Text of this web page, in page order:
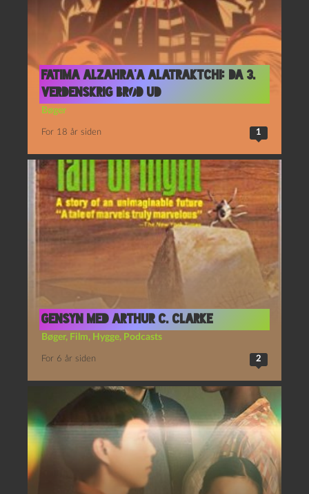
Fatima Alzahra’a Alatraktchi: Da 3.
verdenskrig brød ud
Bøger
For 18 år siden 1
Gensyn med Arthur C. Clarke
Bøger, Film, Hygge, Podcasts
For 6 år siden 2